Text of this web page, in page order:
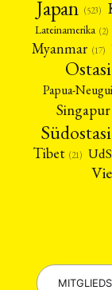
Japan (523)
Lateinamerika (2)
Myanmar (17)
Papua-
Singapur
Tibet (21)